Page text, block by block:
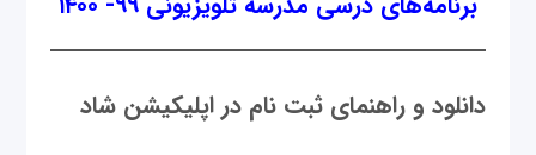
دانلود و راهنمای ثبت نام در اپلیکیشن شاد